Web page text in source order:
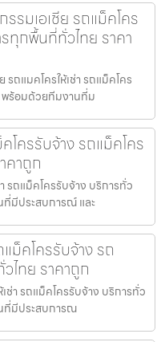
รมเอเชีย รถแม็คโคร
ทุกพื้นที่ทั่วไทย ราคา
ถแมคโครให้เช่า รถแม็คโคร
พร้อมด้วยทีมงานที่ม
โครรับจ้าง รถแม็คโคร
คาถูก
รถแม็คโครรับจ้าง บริการทั่ว
ที่มีประสบการณ์ และ
แม็คโครรับจ้าง รถ
ไทย ราคาถูก
เช่า รถแม็คโครรับจ้าง บริการทั่ว
ที่มีประสบการณ